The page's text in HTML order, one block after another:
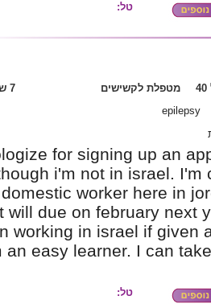
טל:
מטפלת לקשישים
7 שנות נסיון
epilepsy
for signing up an
i'm not in israel. I'm
worker here in
will due on february next
working in israel if given
an easy learner. I can
טל: